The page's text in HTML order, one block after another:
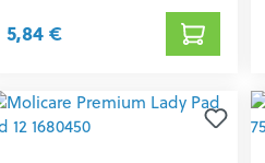
5,84 €